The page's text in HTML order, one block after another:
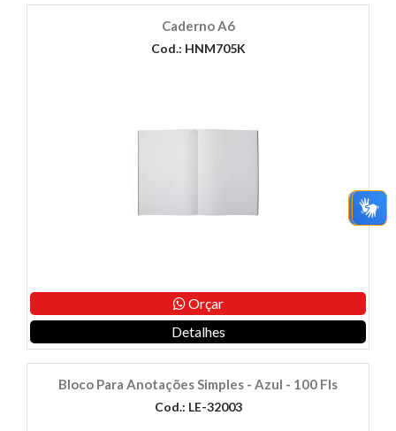
Caderno A6
Cod.: HNM705K
Orçar
Detalhes
Bloco Para Anotações Simples - Azul - 100 Fls
Cod.: LE-32003